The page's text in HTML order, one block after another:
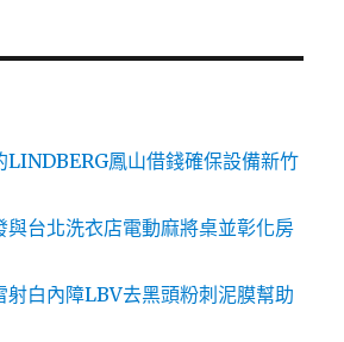
LINDBERG鳳山借錢確保設備新竹
與台北洗衣店電動麻將桌並彰化房
射白內障LBV去黑頭粉刺泥膜幫助